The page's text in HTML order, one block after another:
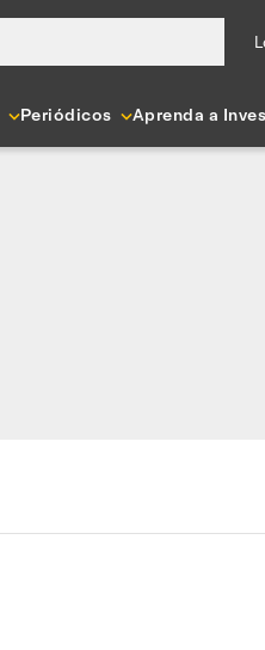
Periódicos Aprenda a